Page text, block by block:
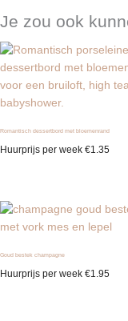
Je zou ook
Romantisch dessertbord met bloemenrand
Huurprijs per week €1.35
Goud bestek champagne
Huurprijs per week €1.95